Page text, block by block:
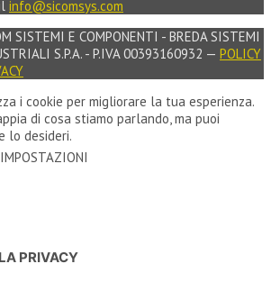
info@sicomsys.com
SISTEMI E COMPONENTI - BREDA SISTEMI
S.P.A. - P.IVA 00393160932 — POLICY
i cookie per migliorare la tua esperienza.
di cosa stiamo parlando, ma puoi
lo desideri.
IMPOSTAZIONI
PRIVACY